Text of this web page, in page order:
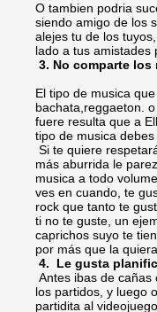
O tambien podria
siendo amigo de los
alejes tu de los
lado a tus amistades
3. No comparte
El tipo de musica
bachata,reggaeton.
fuere resulta que a
tipo de musica
Si te quiere
más aburrida le
musica a todo
ves en cuando, te
rock que tanto te
ti no te guste, un
caprichos suyo te
por más que la
4. Le gusta
Antes ibas de cañas
los partidos, y luego
partidita al